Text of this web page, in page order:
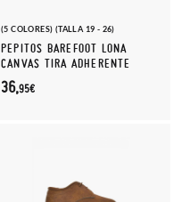
(5 COLORES) (TALLA 19 - 26)
PEPITOS BAREFOOT LONA
CANVAS TIRA ADHERENTE
36,95€